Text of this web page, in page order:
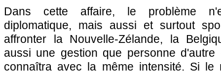
Dans cette affaire, le problème
diplomatique, mais aussi et surtout
affronter la Nouvelle-Zélande, la
aussi une gestion que personne
connaîtra avec la même intensité. Si le